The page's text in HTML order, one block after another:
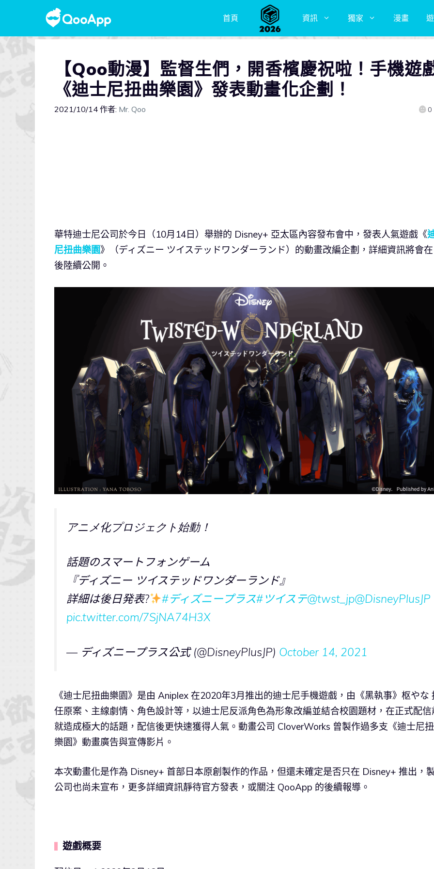
首頁 資訊 獨家 漫畫
【Qoo動漫】監督生們，開香檳慶祝啦！手機遊
《迪士尼扭曲樂園》發表動畫化企劃！
2021/10/14 作者: Mr. Qoo 0
華特迪士尼公司於今日（10月14日）舉辦的 Disney+ 亞太區內容發布會中，發表人氣遊戲《
尼扭曲樂園》（ディズニー ツイステッドワンダーランド）的動畫改編企劃，詳細資訊將會
後陸續公開。
アニメ化プロジェクト始動！
話題のスマートフォンゲーム
『ディズニー ツイステッドワンダーランド』
詳細は後日発表?
#ディズニープラス#ツイステ@twst_jp@DisneyPlusJP
pic.twitter.com/7SjNA74H3X
— ディズニープラス公式 (@DisneyPlusJP) October 14, 2021
《迪士尼扭曲樂園》是由 Aniplex 在2020年3月推出的迪士尼手機遊戲，由《黑執事》枢やな
任原案、主線劇情、角色設計等，以迪士尼反派角色為形象改編並結合校園題材，在正式配信
就造成極大的話題，配信後更快速獲得人氣。動畫公司 CloverWorks 曾製作過多支《迪士尼
樂園》動畫廣告與宣傳影片。
本次動畫化是作為 Disney+ 首部日本原創製作的作品，但還未確定是否只在 Disney+ 推出，
公司也尚未宣布，更多詳細資訊靜待官方發表，或關注 QooApp 的後續報導。
遊戲概要